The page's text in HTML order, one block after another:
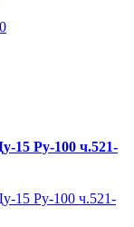
15 Ру-100 ч.521-